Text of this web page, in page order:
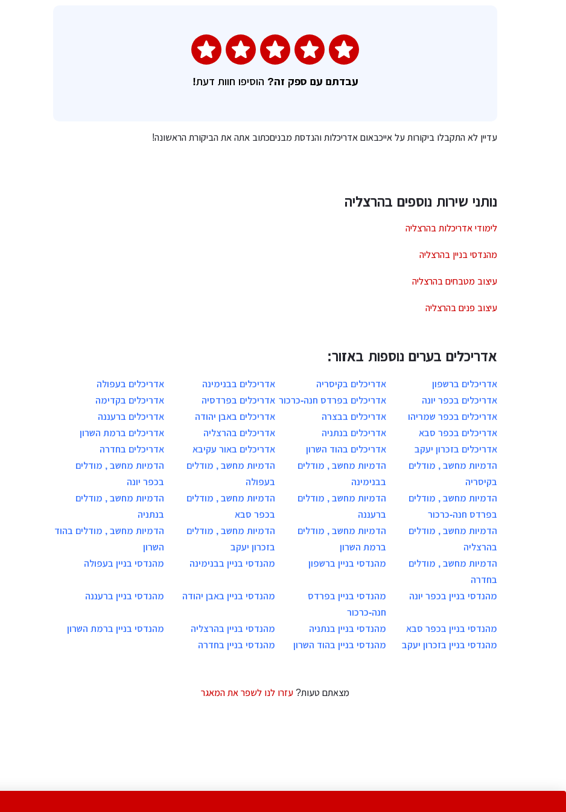
עבדתם עם ספק זה? הוסיפו חוות דעת!
עדיין לא התקבלו ביקורות על אייכבאום אדריכלות והנדסת מבניםכתוב אתה את הביקורת הראשונה!
נותני שירות נוספים בהרצליה
לימודי אדריכלות בהרצליה
מהנדסי בניין בהרצליה
עיצוב מטבחים בהרצליה
עיצוב פנים בהרצליה
אדריכלים בערים נוספות באזור:
אדריכלים ברשפון אדריכלים בקיסריה אדריכלים בבנימינה
אדריכלים בעפולה
אדריכלים בכפר יונה
אדריכלים בפרדס חנה-כרכור אדריכלים בפרדסיה
אדריכלים בקדימה
אדריכלים בכפר שמריהו
אדריכלים בבצרה אדריכלים באבן יהודה
אדריכלים ברעננה
אדריכלים בכפר סבא
אדריכלים בנתניה אדריכלים בהרצליה
אדריכלים ברמת השרון
אדריכלים בזכרון יעקב
אדריכלים בהוד השרון אדריכלים באור עקיבא
אדריכלים בחדרה
הדמיות מחשב , מודלים
בקיסריה
הדמיות מחשב , מודלים
בבנימינה
הדמיות מחשב , מודלים
בעפולה
הדמיות מחשב , מודלים
בכפר יונה
הדמיות מחשב , מודלים
בפרדס חנה-כרכור
הדמיות מחשב , מודלים
ברעננה
הדמיות מחשב , מודלים
בכפר סבא
הדמיות מחשב , מודלים
בנתניה
הדמיות מחשב , מודלים
בהרצליה
הדמיות מחשב , מודלים
ברמת השרון
הדמיות מחשב , מודלים
בזכרון יעקב
הדמיות מחשב , מודלים בהוד
השרון
הדמיות מחשב , מודלים
בחדרה
מהנדסי בניין ברשפון מהנדסי בניין בבנימינה מהנדסי בניין בעפולה
מהנדסי בניין בכפר יונה
מהנדסי בניין בפרדס
חנה-כרכור
מהנדסי בניין באבן יהודה מהנדסי בניין ברעננה
מהנדסי בניין בכפר סבא מהנדסי בניין בנתניה מהנדסי בניין בהרצליה
מהנדסי בניין ברמת השרון
מהנדסי בניין בזכרון יעקב
מהנדסי בניין בהוד השרון מהנדסי בניין בחדרה
מצאתם טעות? עזרו לנו לשפר את המאגר